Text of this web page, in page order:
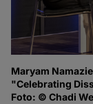
Maryam
"Celebrating
Foto: © Chadi